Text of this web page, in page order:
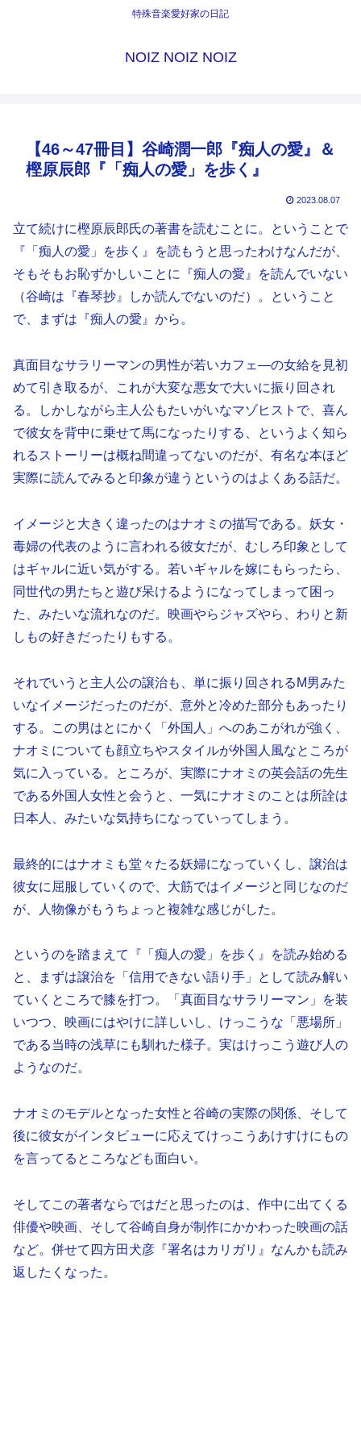
特殊音楽愛好家の日記
NOIZ NOIZ NOIZ
【46～47冊目】谷崎潤一郎『痴人の愛』＆
樫原辰郎『「痴人の愛」を歩く』
2023.08.07
立て続けに樫原辰郎氏の著書を読むことに。ということで
『「痴人の愛」を歩く』を読もうと思ったわけなんだが、
そもそもお恥ずかしいことに『痴人の愛』を読んでいない
（谷崎は『春琴抄』しか読んでないのだ）。ということ
で、まずは『痴人の愛』から。
真面目なサラリーマンの男性が若いカフェ―の女給を見初
めて引き取るが、これが大変な悪女で大いに振り回され
る。しかしながら主人公もたいがいなマゾヒストで、喜ん
で彼女を背中に乗せて馬になったりする、というよく知ら
れるストーリーは概ね間違ってないのだが、有名な本ほど
実際に読んでみると印象が違うというのはよくある話だ。
イメージと大きく違ったのはナオミの描写である。妖女・
毒婦の代表のように言われる彼女だが、むしろ印象として
はギャルに近い気がする。若いギャルを嫁にもらったら、
同世代の男たちと遊び呆けるようになってしまって困っ
た、みたいな流れなのだ。映画やらジャズやら、わりと新
しもの好きだったりもする。
それでいうと主人公の譲治も、単に振り回されるM男みた
いなイメージだったのだが、意外と冷めた部分もあったり
する。この男はとにかく「外国人」へのあこがれが強く、
ナオミについても顔立ちやスタイルが外国人風なところが
気に入っている。ところが、実際にナオミの英会話の先生
である外国人女性と会うと、一気にナオミのことは所詮は
日本人、みたいな気持ちになっていってしまう。
最終的にはナオミも堂々たる妖婦になっていくし、譲治は
彼女に屈服していくので、大筋ではイメージと同じなのだ
が、人物像がもうちょっと複雑な感じがした。
というのを踏まえて『「痴人の愛」を歩く』を読み始める
と、まずは譲治を「信用できない語り手」として読み解い
ていくところで膝を打つ。「真面目なサラリーマン」を装
いつつ、映画にはやけに詳しいし、けっこうな「悪場所」
である当時の浅草にも馴れた様子。実はけっこう遊び人の
ようなのだ。
ナオミのモデルとなった女性と谷崎の実際の関係、そして
後に彼女がインタビューに応えてけっこうあけすけにもの
を言ってるところなども面白い。
そしてこの著者ならではだと思ったのは、作中に出てくる
俳優や映画、そして谷崎自身が制作にかかわった映画の話
など。併せて四方田犬彦『署名はカリガリ』なんかも読み
返したくなった。